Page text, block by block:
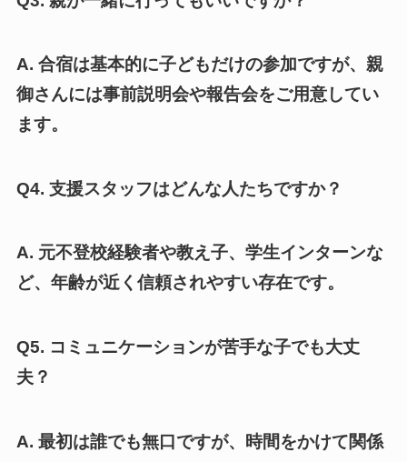
A. 合宿は基本的に子どもだけの参加ですが、親
御さんには事前説明会や報告会をご用意してい
ます。
Q4. 支援スタッフはどんな人たちですか？
A. 元不登校経験者や教え子、学生インターンな
ど、年齢が近く信頼されやすい存在です。
Q5. コミュニケーションが苦手な子でも大丈
夫？
A. 最初は誰でも無口ですが、時間をかけて関係